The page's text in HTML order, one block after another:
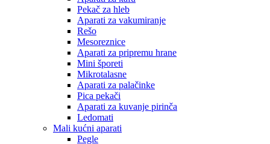
Pekač za hleb
Aparati za vakumiranje
Rešo
Mesoreznice
Aparati za pripremu hrane
Mini šporeti
Mikrotalasne
Aparati za palačinke
Pica pekači
Aparati za kuvanje pirinča
Ledomati
Mali kućni aparati
Pegle